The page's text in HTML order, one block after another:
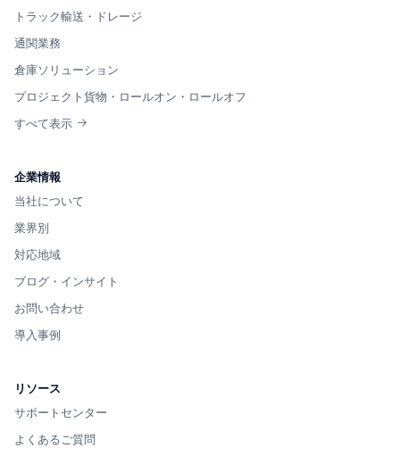
トラック輸送・ドレージ
通関業務
倉庫ソリューション
プロジェクト貨物・ロールオン・ロールオフ
すべて表示
企業情報
当社について
業界別
対応地域
ブログ・インサイト
お問い合わせ
導入事例
リソース
サポートセンター
よくあるご質問